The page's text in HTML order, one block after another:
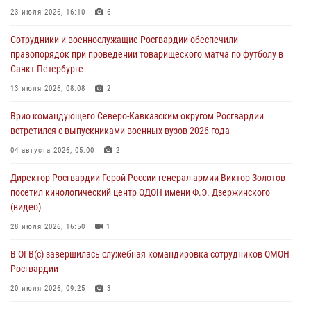
исполнилось 20 лет
08 августа 2026, 07:00
В Кабардино-Балкарии сотрудники Росгвардии провели турнир по
08 августа 2026, 07:00
В Москве росгвардейцы оказали помощь медикам и девушке с
08 августа 2026, 06:32 1
23 июля 2026, 16:10 6
Сотрудники и военнослужащие Росгвардии обеспечили
правопорядок при проведении товарищеского матча по футболу в
Санкт-Петербурге
13 июля 2026, 08:08 2
Врио командующего Северо-Кавказским округом Росгвардии
встретился с выпускниками военных вузов 2026 года
04 августа 2026, 05:00 2
Директор Росгвардии Герой России генерал армии Виктор Золотов
посетил кинологический центр ОДОН имени Ф.Э. Дзержинского
(видео)
28 июля 2026, 16:50 1
В ОГВ(с) завершилась служебная командировка сотрудников ОМОН
Росгвардии
20 июля 2026, 09:25 3